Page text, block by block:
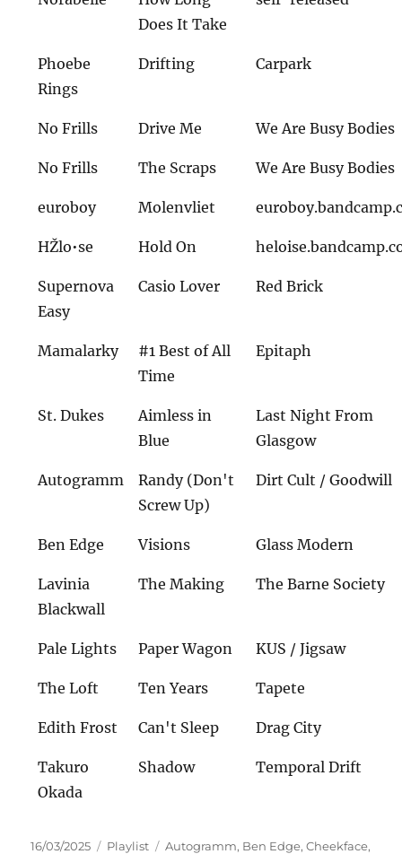
Does It Take
Phoebe
Rings
Drifting Carpark
No Frills Drive Me We Are Busy Bodies
No Frills The Scraps We Are Busy Bodies
euroboy Molenvliet
HŽlo•se Hold On
Supernova
Easy
Casio Lover Red Brick
Mamalarky
#1 Best of All
Time
Epitaph
St. Dukes
Aimless in
Blue
Last Night From
Glasgow
Autogramm
Randy (Don't
Screw Up)
Dirt Cult / Goodwill
Ben Edge Visions Glass Modern
Lavinia
Blackwall
The Making The Barne Society
Pale Lights Paper Wagon KUS / Jigsaw
The Loft Ten Years Tapete
Edith Frost Can't Sleep Drag City
Takuro
Okada
Shadow Temporal Drift
Veröffentlicht
16/03/2025 Kategorien
Playlist Schlagwörter
Autogramm, Ben Edge,Cheekface,